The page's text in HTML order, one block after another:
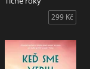
299 Kč